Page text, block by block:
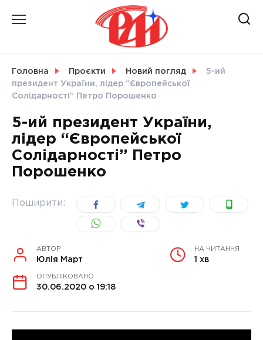
СВІТ
УКРАЇНА
Головна Проєкти Новий погляд
5-ий
президент України, лідер “Європейської
Солідарності” Петро Порошенко
5-ий президент України,
лідер “Європейської
Солідарності” Петро
Порошенко
Поширити:
АВТОР
Юлія Март
НА ЧИТАННЯ
1 хв
ОПУБЛІКОВАНО
30.06.2020 о 19:18